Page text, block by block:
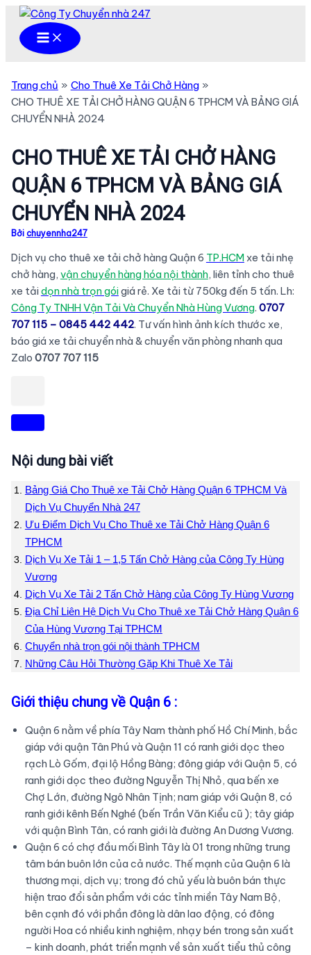
Nhảy
Main
Menu
Trang chủ
Cho Thuê Xe Tải Chở Hàng
CHO THUÊ XE TẢI CHỞ HÀNG QUẬN 6 TPHCM VÀ BẢNG GIÁ
CHUYỂN NHÀ 2024
CHO THUÊ XE TẢI CHỞ HÀNG
QUẬN 6 TPHCM VÀ BẢNG GIÁ
CHUYỂN NHÀ 2024
Bởi chuyennha247
Dịch vụ cho thuê xe tải chở hàng Quận 6 TP.HCMxe tải nhẹ
chở hàng, vận chuyển hàng hóa nội thành, liên tỉnh cho thuê
xe tảidọn nhà trọn góigiá rẻ. Xe tải từ 750kg đến 5 tấn. Lh:
Công Ty TNHH Vận Tải Và Chuyển Nhà Hùng Vương. 0707
707 115 – 0845 442 442. Tư vấn hình ảnh kích thước xe,
báo giá xe tải chuyển nhà & chuyển văn phòng nhanh qua
Zalo 0707 707 115
Nội dung bài viết
Bảng Giá Cho Thuê xe Tải Chở Hàng Quận 6 TPHCM Và
Dịch Vụ Chuyển Nhà 247
Ưu Điểm Dịch Vụ Cho Thuê xe Tải Chở Hàng Quận 6
TPHCM
Dịch Vụ Xe Tải 1 – 1,5 Tấn Chở Hàng của Công Ty Hùng
Vương
Dịch Vụ Xe Tải 2 Tấn Chở Hàng của Công Ty Hùng Vương
Địa Chỉ Liên Hệ Dịch Vụ Cho Thuê xe Tải Chở Hàng Quận 6
Của Hùng Vương Tại TPHCM
Chuyển nhà trọn gói nội thành TPHCM
Những Câu Hỏi Thường Gặp Khi Thuê Xe Tải
Giới thiệu chung về Quận 6 :
Quận 6 nằm về phía Tây Nam thành phố Hồ Chí Minh, bắc
giáp với quận Tân Phú và Quận 11 có ranh giới dọc theo
rạch Lò Gốm, đại lộ Hồng Bàng; đông giáp với Quận 5, có
ranh giới dọc theo đường Nguyễn Thị Nhỏ, qua bến xe
Chợ Lớn, đường Ngô Nhân Tịnh; nam giáp với Quận 8, có
ranh giới kênh Bến Nghé (bến Trần Văn Kiểu cũ ); tây giáp
với quận Bình Tân, có ranh giới là đường An Dương Vương.
Quận 6 có chợ đầu mối Bình Tây là 01 trong những trung
tâm bán buôn lớn của cả nước. Thế mạnh của Quận 6 là
thương mại, dịch vụ; trong đó chủ yếu là buôn bán thực
hiện trao đổi sản phẩm với các tỉnh miền Tây Nam Bộ,
bên cạnh đó với phần đông là dân lao động, có đông
người Hoa có nhiều kinh nghiệm, nhạy bén trong sản xuất
– kinh doanh, phát triển mạnh về sản xuất tiểu thủ công